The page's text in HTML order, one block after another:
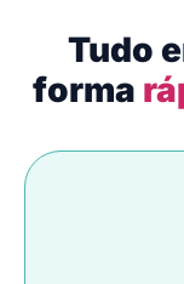
Tudo
forma